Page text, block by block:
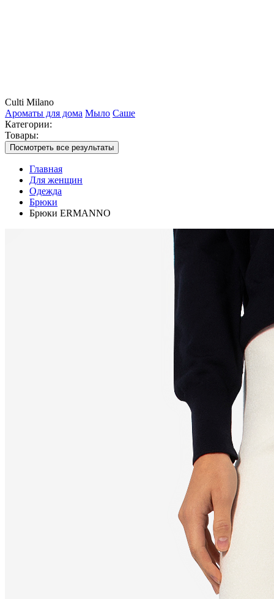
Culti Milano
Ароматы для дома Мыло Саше
Категории:
Товары:
Посмотреть все результаты
Главная
Для женщин
Одежда
Брюки
Брюки ERMANNO